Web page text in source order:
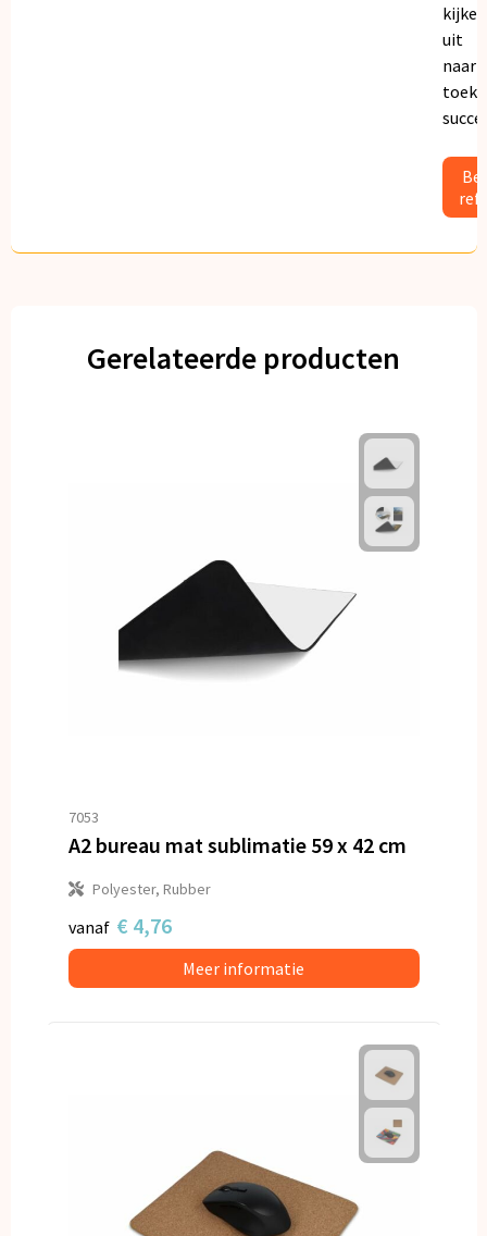
kijken
uit
naar
Gerelateerde producten
7053
A2 bureau mat sublimatie 59 x 42 cm
Polyester, Rubber
vanaf € 4,76
Meer informatie